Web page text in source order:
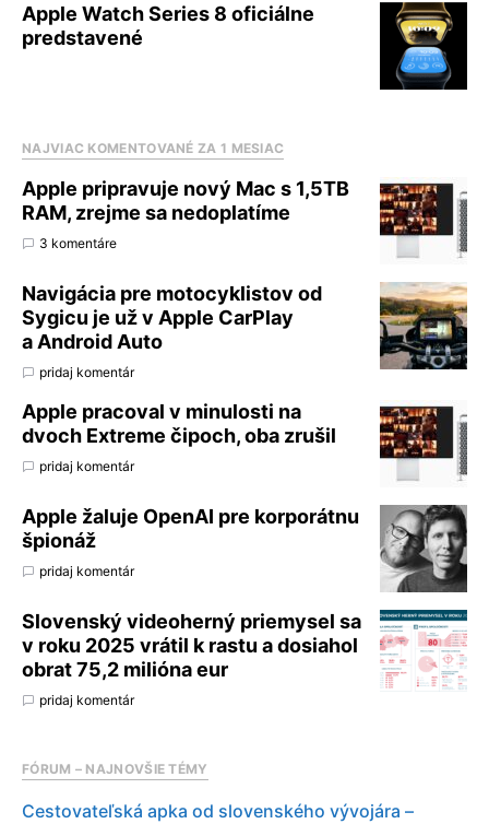
Apple Watch Series 8 oficiálne
predstavené
NAJVIAC KOMENTOVANÉ ZA 1 MESIAC
Apple pripravuje nový Mac s 1,5TB
RAM, zrejme sa nedoplatíme
3 komentáre
Navigácia pre motocyklistov od
Sygicu je už v Apple CarPlay
a Android Auto
pridaj komentár
Apple pracoval v minulosti na
dvoch Extreme čipoch, oba zrušil
pridaj komentár
Apple žaluje OpenAI pre korporátnu
špionáž
pridaj komentár
Slovenský videoherný priemysel sa
v roku 2025 vrátil k rastu a dosiahol
obrat 75,2 milióna eur
pridaj komentár
FÓRUM – NAJNOVŠIE TÉMY
Cestovateľská apka od slovenského vývojára –